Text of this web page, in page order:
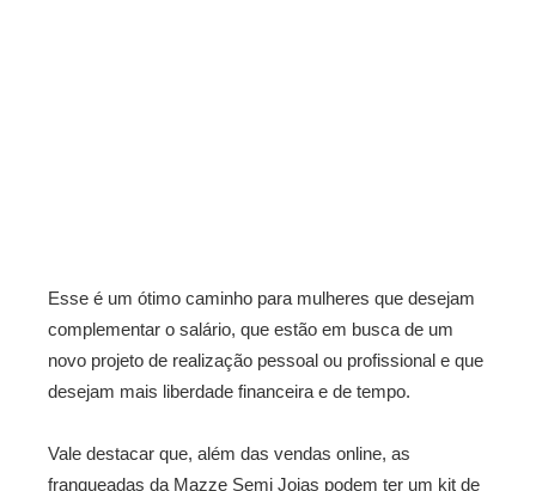
Esse é um ótimo caminho para mulheres que desejam
complementar o salário, que estão em busca de um
novo projeto de realização pessoal ou profissional e que
desejam mais liberdade financeira e de tempo.
Vale destacar que, além das vendas online, as
franqueadas da Mazze Semi Joias podem ter um kit de